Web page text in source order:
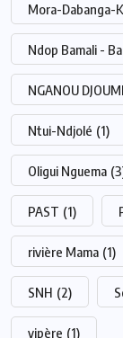
Mora-Dabanga-
Ndop Bamali -
NGANOU
Ntui-Ndjolé (1)
Oligui Nguema
PAST (1)
rivière Mama (1)
SNH (2)
vipère (1)